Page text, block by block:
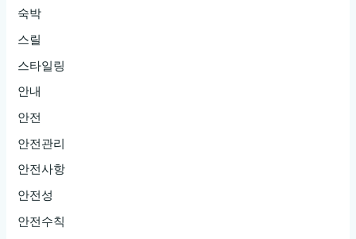
숙박
스릴
스타일링
안내
안전
안전관리
안전사항
안전성
안전수칙